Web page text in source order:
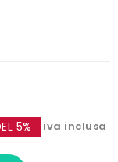
5% iva inclusa